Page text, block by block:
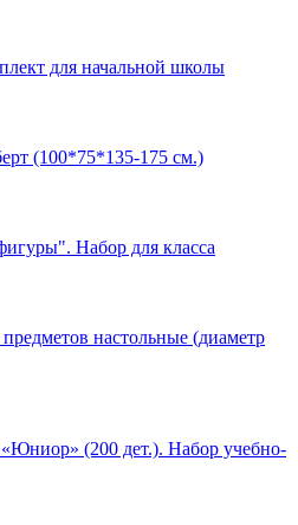
для начальной школы
(100*75*135-175 см.)
Набор для класса
настольные (диаметр
(200 дет.). Набор учебно-